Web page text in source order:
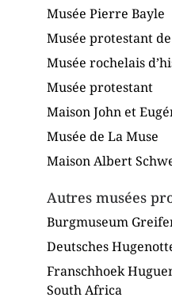
Musée Pierre Bayle
Musée protestant
Musée rochelais
Musée protestant
Maison John et
Musée de La Muse
Maison Albert
Autres musées
Burgmuseum
Deutsches
Franschhoek
South Africa